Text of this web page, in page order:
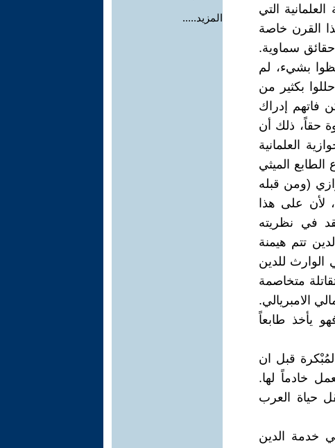
التي
القرن خاصة
سماوية.
بشيء، لم
بكثير من
فاتهم إدراك
حقاً، ذلك أن
العلمانية
الطابع الميثي
(ومن قبله
لأن على هذا
في نظريته
تتم هيمنة
الوارث للدين
متخاصمة
الامبريالي.
يأخذ طابعاً
قبل ان
خادماً لها.
حياة العرب
خدمة الدين
المزيد.....